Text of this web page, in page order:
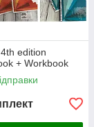
edition
+ Workbook